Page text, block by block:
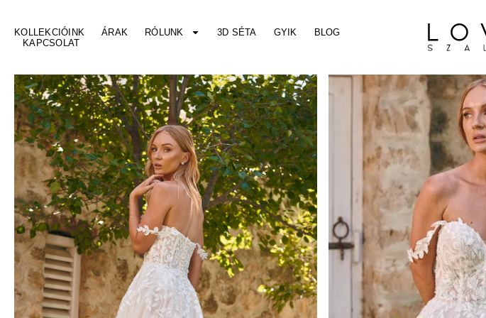
KOLLEKCIÓINK ÁRAK RÓLUNK 3D SÉTA GYIK
BLOG
KAPCSOLAT